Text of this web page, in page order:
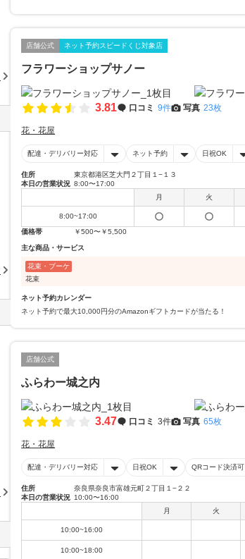
店舗公式 ネット予約スピードくじ対象店
フラワーショップサノー
3.81 口コミ 9件 写真 23枚
花・花屋
配達・デリバリー対応 ネット予約 日祝OK
住所
東京都港区芝大門２丁目１−１３
本日の営業状況 8:00〜17:00
月
火
8:00~17:00
価格帯
￥500〜￥5,500
主な商品・サービス
花束・ブーケ
花束
ネット予約カレンダー
ネット予約で最大10,000円分のAmazonギフトカードが当たる！
店舗公式
ふらわー城之内
3.47 口コミ 3件 写真 65枚
花・花屋
配達・デリバリー対応 日祝OK QRコード決済可
住所
奈良県奈良市富雄元町２丁目１−２２
本日の営業状況 10:00〜16:00
月
火
10:00~16:00
10:00~18:00